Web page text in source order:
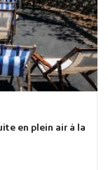
en plein air à la